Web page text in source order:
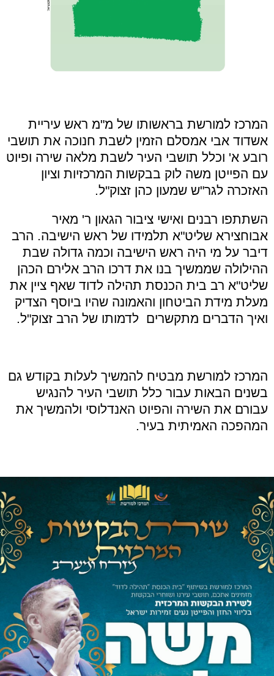
המרכז למורשת בראשותו של מ"מ ראש עיריית
אשדוד אבי אמסלם הזמין לשבת חנוכה את תושבי
רובע א' וכלל תושבי העיר לשבת מלאה שירה ופיוט
עם הפייטן משה לוק בבקשות המרכזיות וציון
האזכרה לגר"ש שמעון כהן זצוק"ל.
השתתפו רבנים ואישי ציבור הגאון ר' מאיר
אבוחצירא שליט"א תלמידו של ראש הישיבה. הרב
דיבר על מי היה ראש הישיבה וכמה גדולה שבת
ההילולה שממשיך בנו את דרכו הרב אלירם הכהן
שליט"א רב בית הכנסת תהילה לדוד שאף ציין את
מעלת מידת הביטחון והאמונה שהיו ביוסף הצדיק
ואיך הדברים מתקשרים לדמותו של הרב זצוק"ל.
המרכז למורשת מבטיח להמשיך לעלות בקודש גם
בשנים הבאות עבור כלל תושבי העיר להנגיש
עבורם את השירה והפיוט האנדלוסי ולהמשיך את
המהפכה האמיתית בעיר.